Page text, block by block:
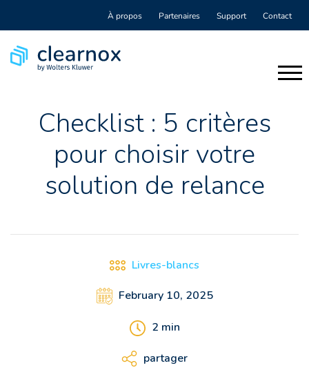
À propos Partenaires Support Contact
Checklist : 5 critères
pour choisir votre
solution de relance
Livres-blancs
February 10, 2025
2 min
partager